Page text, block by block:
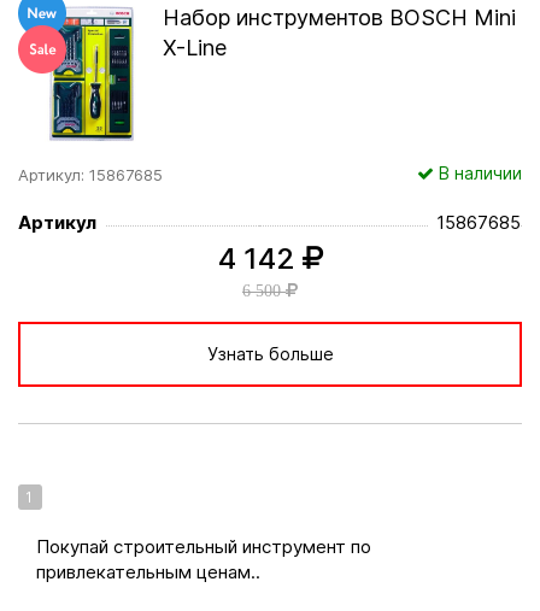
Набор инструментов BOSCH Mini
X-Line
Артикул: 15867685 В наличии
Артикул 15867685
4 142
6 500
Узнать больше
1
Покупай строительный инструмент по
привлекательным ценам..